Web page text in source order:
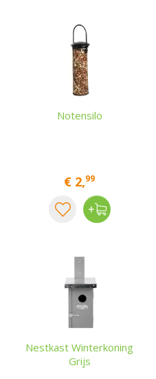
Notensilo
€ 2,99
Nestkast Winterkoning
Grijs